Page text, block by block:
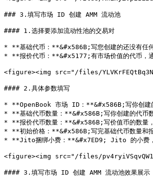
### 3.填写市场 ID 创建 AMM 流动池
#### 1.选择要添加流动性池的交易对
* **基础代币：**&#x586B;写您创建的还没有任何
* **报价代币：**&#x5177;有市场价值的代币，
<figure><img src="/files/
#### 2.具体参数填写
* **OpenBook 市场 ID：**&#x586B;写你创建
* **基础代币数量：**&#x586B;写你创建的代币数
* **报价代币数量：**&#x586B;写价值币的数量，
* **初始价格：**&#x586B;写完基础代币数量和报
* **Jito捆绑小费：**&#x7ED9; Jito 的小费，
<figure><img src="/files/
#### 3.填写市场 ID 创建 AMM 流动池效果展示